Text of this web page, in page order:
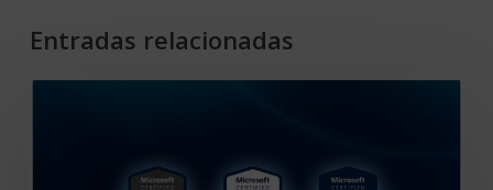
Entradas relacionadas